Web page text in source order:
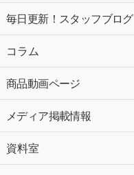
毎日更新！スタッフブログ
コラム
商品動画ページ
メディア掲載情報
資料室